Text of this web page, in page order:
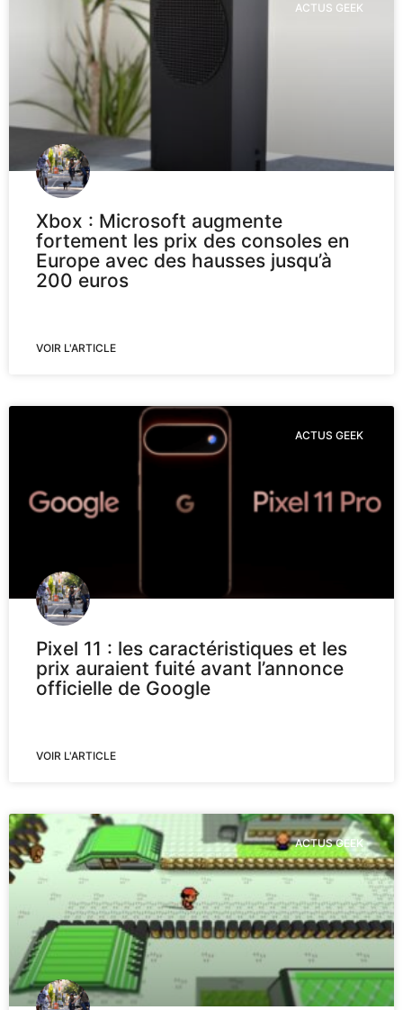
ACTUS GEEK
Xbox : Microsoft augmente
fortement les prix des consoles en
Europe avec des hausses jusqu’à
200 euros
VOIR L'ARTICLE
ACTUS GEEK
Pixel 11 : les caractéristiques et les
prix auraient fuité avant l’annonce
officielle de Google
VOIR L'ARTICLE
ACTUS GEEK